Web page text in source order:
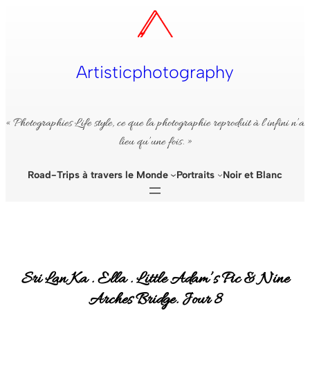
Artisticphotography
« Photographies Life style, ce que la photographie reproduit à l’infini n’a
lieu qu’une fois. »
Road-Trips à travers le Monde Portraits Noir et Blanc
Sri Lan Ka . Ella . Little Adam’s Pic & Nine
Arches Bridge. Jour 8